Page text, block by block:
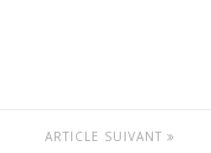
ARTICLE SUIVANT